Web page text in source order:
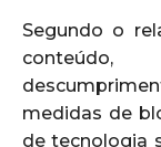
Segundo o
medidas de
de tecnologia